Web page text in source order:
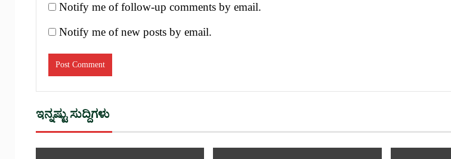
Notify me of follow-up comments by email.
Notify me of new posts by email.
ಇನ್ನಷ್ಟು ಸುದ್ದಿಗಳು